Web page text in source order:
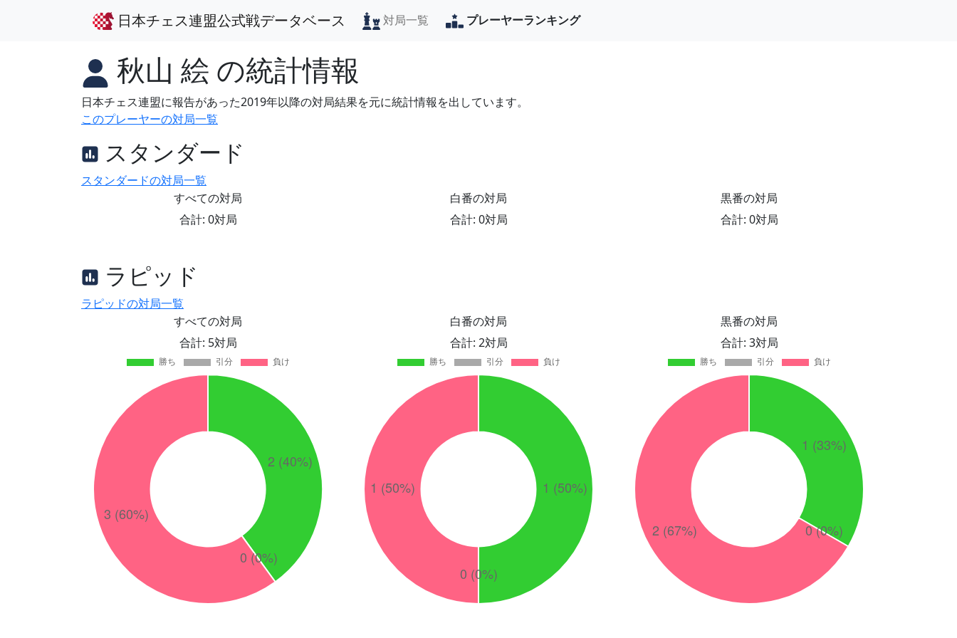
日本チェス連盟公式戦データベース 対局一覧 プレーヤーランキング
秋山 絵 の統計情報
日本チェス連盟に報告があった2019年以降の対局結果を元に統計情報を出しています。
このプレーヤーの対局一覧
スタンダード
スタンダードの対局一覧
すべての対局
合計: 0対局
白番の対局
合計: 0対局
黒番の対局
合計: 0対局
ラピッド
ラピッドの対局一覧
すべての対局
合計: 5対局
白番の対局
合計: 2対局
黒番の対局
合計: 3対局